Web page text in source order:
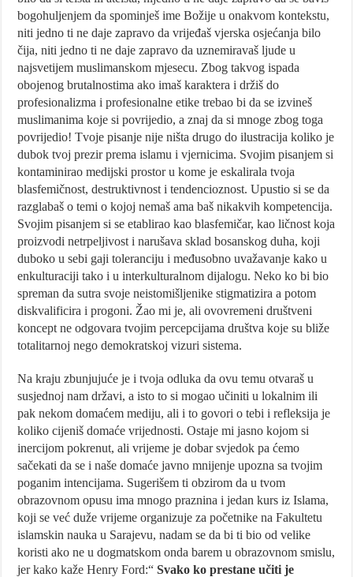
bogohuljenjem da spominješ ime Božije u onakvom kontekstu,
niti jedno ti ne daje zapravo da vrijeđaš vjerska osjećanja bilo
čija, niti jedno ti ne daje zapravo da uznemiravaš ljude u
najsvetijem muslimanskom mjesecu. Zbog takvog ispada
obojenog brutalnostima ako imaš karaktera i držiš do
profesionalizma i profesionalne etike trebao bi da se izvineš
muslimanima koje si povrijedio, a znaj da si mnoge zbog toga
povrijedio! Tvoje pisanje nije ništa drugo do ilustracija koliko je
dubok tvoj prezir prema islamu i vjernicima. Svojim pisanjem si
kontaminirao medijski prostor u kome je eskalirala tvoja
blasfemičnost, destruktivnost i tendencioznost. Upustio si se da
razglabaš o temi o kojoj nemaš ama baš nikakvih kompetencija.
Svojim pisanjem si se etablirao kao blasfemičar, kao ličnost koja
proizvodi netrpeljivost i narušava sklad bosanskog duha, koji
duboko u sebi gaji toleranciju i međusobno uvažavanje kako u
enkulturaciji tako i u interkulturalnom dijalogu. Neko ko bi bio
spreman da sutra svoje neistomišljenike stigmatizira a potom
diskvalificira i progoni. Žao mi je, ali ovovremeni društveni
koncept ne odgovara tvojim percepcijama društva koje su bliže
totalitarnoj nego demokratskoj vizuri sistema.
Na kraju zbunjujuće je i tvoja odluka da ovu temu otvaraš u
susjednoj nam državi, a isto to si mogao učiniti u lokalnim ili
pak nekom domaćem mediju, ali i to govori o tebi i refleksija je
koliko cijeniš domaće vrijednosti. Ostaje mi jasno kojom si
inercijom pokrenut, ali vrijeme je dobar svjedok pa ćemo
sačekati da se i naše domaće javno mnijenje upozna sa tvojim
poganim intencijama. Sugerišem ti obzirom da u tvom
obrazovnom opusu ima mnogo praznina i jedan kurs iz Islama,
koji se već duže vrijeme organizuje za početnike na Fakultetu
islamskin nauka u Sarajevu, nadam se da bi ti bio od velike
koristi ako ne u dogmatskom onda barem u obrazovnom smislu,
jer kako kaže Henry Ford:“Svako ko prestane učiti je